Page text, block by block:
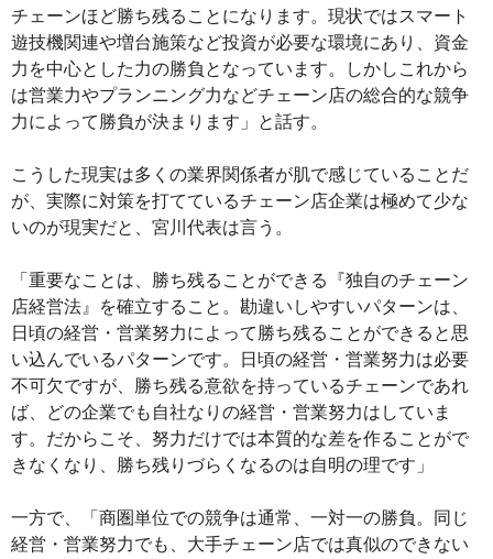
チェーンほど勝ち残ることになります。現状ではスマート
遊技機関連や増台施策など投資が必要な環境にあり、資金
力を中心とした力の勝負となっています。しかしこれから
は営業力やプランニング力などチェーン店の総合的な競争
力によって勝負が決まります」と話す。
こうした現実は多くの業界関係者が肌で感じていることだ
が、実際に対策を打てているチェーン店企業は極めて少な
いのが現実だと、宮川代表は言う。
「重要なことは、勝ち残ることができる『独自のチェーン
店経営法』を確立すること。勘違いしやすいパターンは、
日頃の経営・営業努力によって勝ち残ることができると思
い込んでいるパターンです。日頃の経営・営業努力は必要
不可欠ですが、勝ち残る意欲を持っているチェーンであれ
ば、どの企業でも自社なりの経営・営業努力はしていま
す。だからこそ、努力だけでは本質的な差を作ることがで
きなくなり、勝ち残りづらくなるのは自明の理です」
一方で、「商圏単位での競争は通常、一対一の勝負。同じ
経営・営業努力でも、大手チェーン店では真似のできない